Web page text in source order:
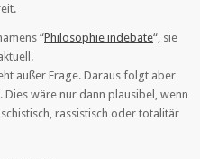
“Philosophie indebate“, sie
außer Frage. Daraus folgt aber
wäre nur dann plausibel, wenn
rassistisch oder totalitär